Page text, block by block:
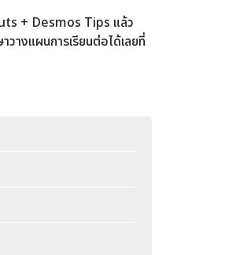
+ Desmos Tips แล้ว
วางแผนการเรียนต่อได้เลยที่